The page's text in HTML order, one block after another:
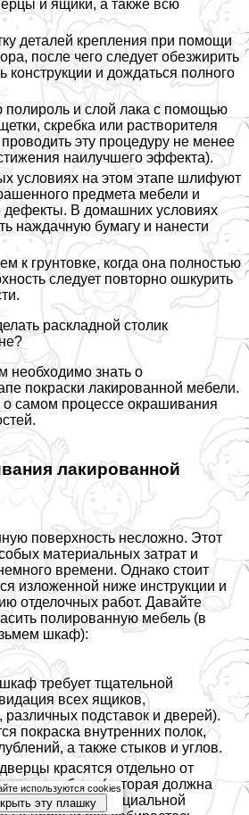
и ящики, а также всю
деталей крепления при помощи
после чего следует обезжирить
конструкции и дождаться полного
полироль и слой лака с помощью
скребка или растворителя
эту процедуру не менее
наилучшего эффекта).
условиях на этом этапе шлифуют
предмета мебели и
дефекты. В домашних условиях
наждачную бумагу и нанести
к грунтовке, когда она полностью
следует повторно ошкурить
раскладной столик
необходимо знать о
покраски лакированной мебели.
самом процессе окрашивания
лакированной
поверхность несложно. Этот
материальных затрат и
времени. Однако стоит
изложенной ниже инструкции и
отделочных работ. Давайте
полированную мебель (в
шкаф):
требует тщательной
всех ящиков,
подставок и дверей).
покраска внутренних полок,
а также стыков и углов.
красятся отдельно от
мебели (которая должна
быть закрыта специальной
используются cookies
эту плашку